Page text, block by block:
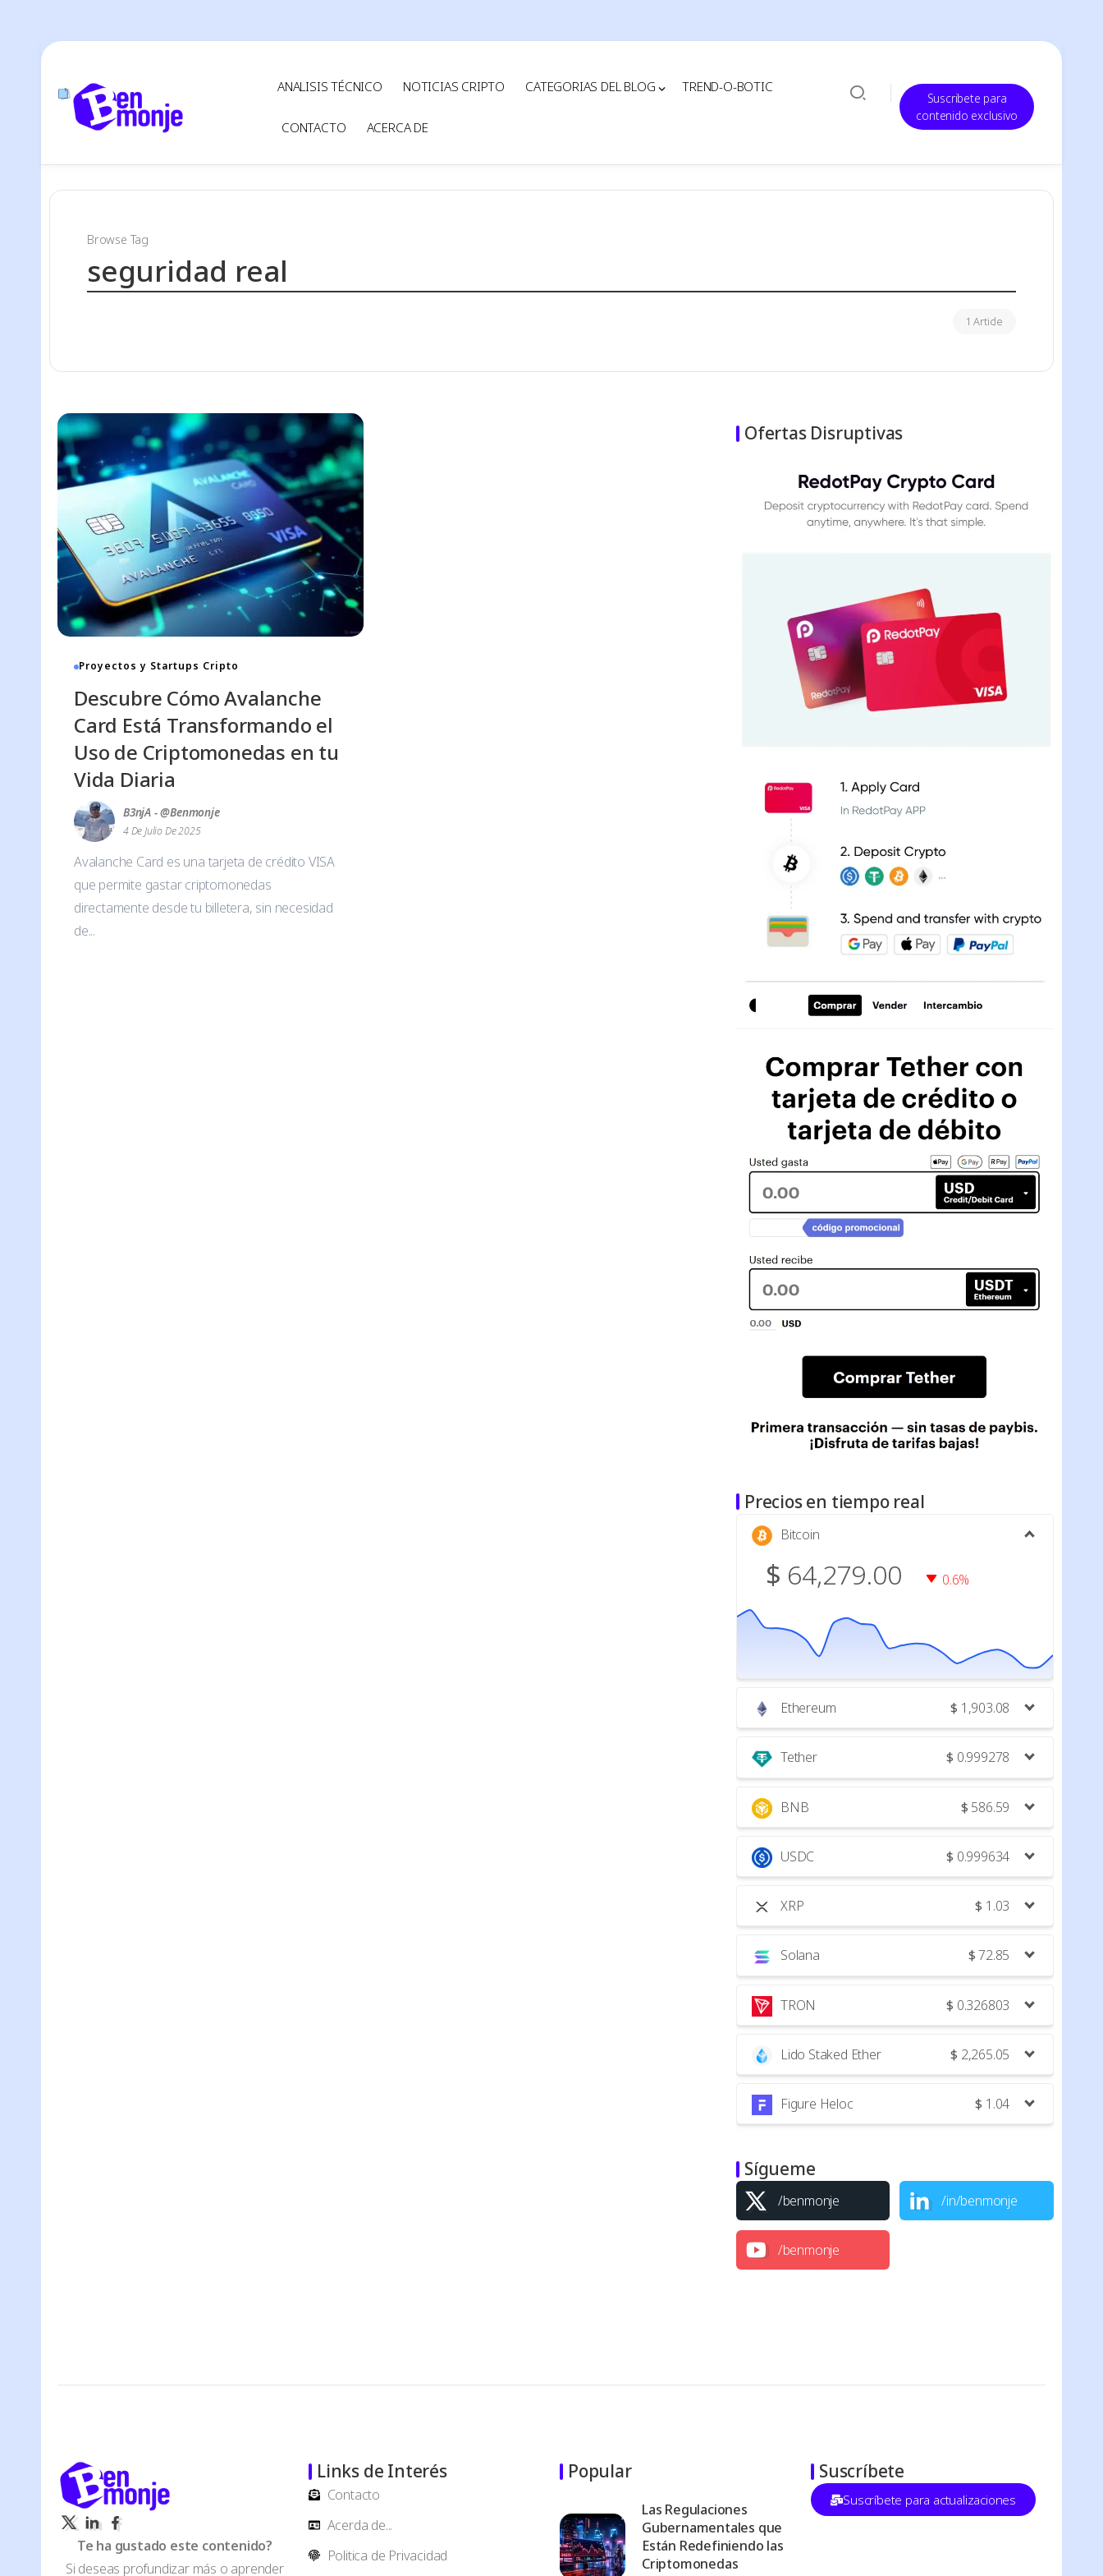
ANALISIS TÉCNICO NOTICIAS CRIPTO CATEGORIAS DEL BLOG TREND-O-BOTIC
CONTACTO ACERCA DE
Suscribete para
contenido exclusivo
Browse Tag
seguridad real
1 Article
Proyectos y Startups Cripto
Descubre Cómo Avalanche
Card Está Transformando el
Uso de Criptomonedas en tu
Vida Diaria
B3njA - @benmonje
4 De Julio De 2025
Avalanche Card es una tarjeta de crédito VISA
que permite gastar criptomonedas
directamente desde tu billetera, sin necesidad
de...
Ofertas Disruptivas
Precios en tiempo real
Bitcoin
$ 64,279.00 0.6%
Ethereum $ 1,903.08
Tether $ 0.999278
BNB $ 586.59
USDC $ 0.999634
XRP $ 1.03
Solana $72.85
TRON $ 0.326803
Lido Staked Ether $ 2,265.05
Figure Heloc $ 1.04
Sígueme
/benmonje /in/benmonje
/benmonje
Te ha gustado este contenido?
Si deseas profundizar más o aprender
Links de Interés
Contacto
Acerda de...
Politica de Privacidad
Popular
Las Regulaciones
Gubernamentales que
Están Redefiniendo las
Criptomonedas
Suscríbete
Suscríbete para actualizaciones